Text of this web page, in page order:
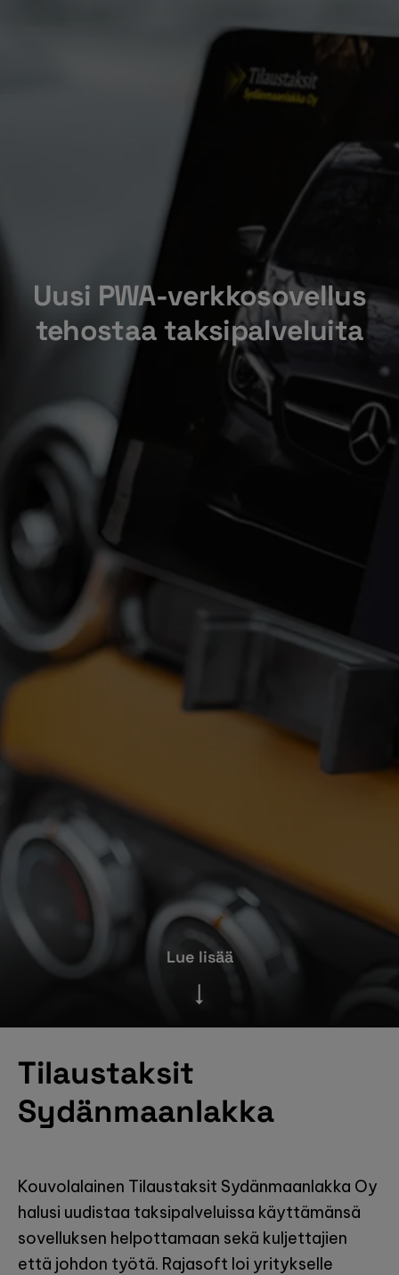
Uusi PWA-verkkosovellus
tehostaa taksipalveluita
Lue lisää
Tilaustaksit
Sydänmaanlakka
Kouvolalainen Tilaustaksit Sydänmaanlakka Oy
halusi uudistaa taksipalveluissa käyttämänsä
sovelluksen helpottamaan sekä kuljettajien
että johdon työtä. Rajasoft loi yritykselle